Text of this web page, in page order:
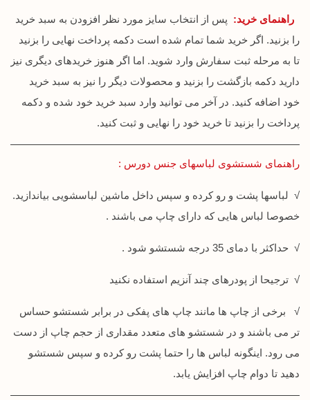
راهنمای خرید: پس از انتخاب سایز مورد نظر افزودن به سبد خرید
را بزنید. اگر خرید شما تمام شده است دکمه پرداخت نهایی را بزنید
تا به مرحله ثبت سفارش وارد شوید. اما اگر هنوز خریدهای دیگری نیز
دارید دکمه بازگشت را بزنید و محصولات دیگر را نیز به سبد خرید
خود اضافه کنید. در آخر می توانید وارد سبد خرید خود شده و دکمه
پرداخت را بزنید تا خرید خود را نهایی و ثبت کنید.
راهنمای شستشوی لباسهای جنس دورس :
√ لباسها پشت و رو کرده و سپس داخل ماشین لباسشویی بیاندازید.
خصوصا لباس هایی که دارای چاپ می باشند .
√ حداکثر با دمای 35 درجه شستشو شود .
√ ترجیحا از پودرهای چند آنزیم استفاده نکنید
√ برخی از چاپ ها مانند چاپ های پفکی در برابر شستشو حساس
تر می باشند و در شستشو های متعدد مقداری از حجم چاپ از دست
می رود. اینگونه لباس ها را حتما پشت رو کرده و سپس شستشو
دهید تا دوام چاپ افزایش یابد.